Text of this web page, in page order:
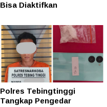
Bisa Diaktifkan
Polres Tebingtinggi
Tangkap Pengedar